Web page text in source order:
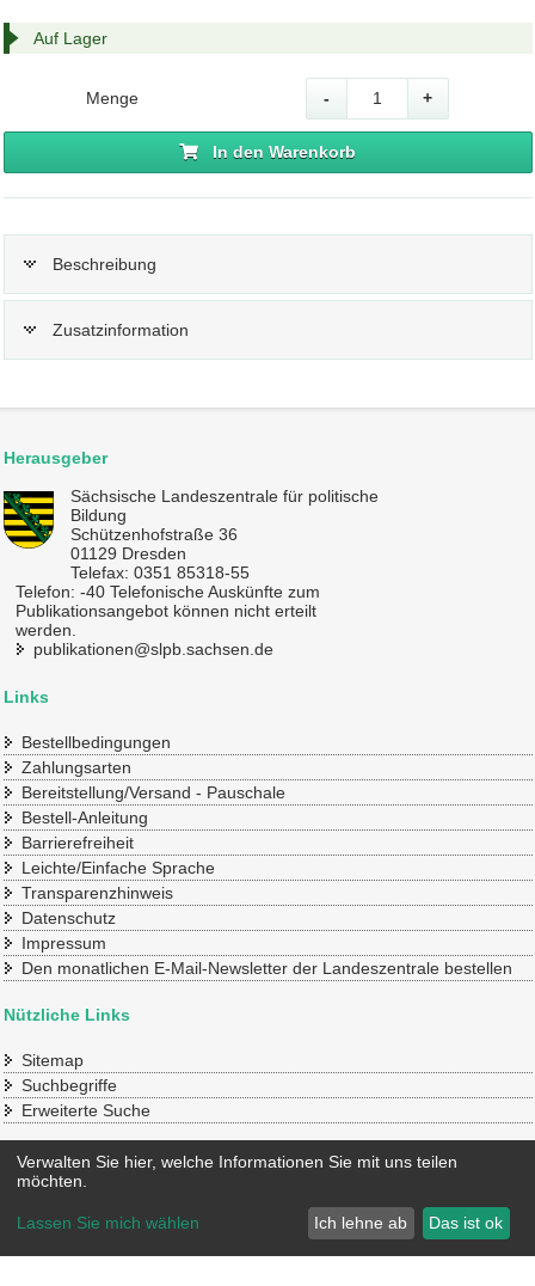
Auf Lager
Menge - +
In den Warenkorb
Beschreibung
Zusatzinformation
Herausgeber
Sächsische Landeszentrale für politische
Bildung
Schützenhofstraße 36
01129 Dresden
Telefax: 0351 85318-55
Telefon: -40 Telefonische Auskünfte zum
Publikationsangebot können nicht erteilt
werden.
publikationen@slpb.sachsen.de
Links
Bestellbedingungen
Zahlungsarten
Bereitstellung/Versand - Pauschale
Bestell-Anleitung
Barrierefreiheit
Leichte/Einfache Sprache
Transparenzhinweis
Datenschutz
Impressum
Den monatlichen E-Mail-Newsletter der Landeszentrale bestellen
Nützliche Links
Sitemap
Suchbegriffe
Erweiterte Suche
Konto
© 2020 SLpB
Verwalten Sie hier, welche Informationen Sie mit uns teilen
möchten.
Lassen Sie mich wählen Ich lehne ab Das ist ok